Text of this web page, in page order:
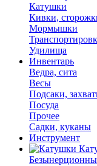
Катушки
Кивки,
Мормышки
Удилища
Инвентарь
Ведра, сита
Весы
Подсаки,
Посуда
Прочее
Садки, куканы
Инструмент